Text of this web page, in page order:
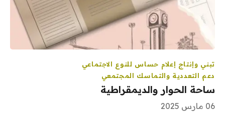
تبني وإنتاج إعلام حساس للنوع الاجتماعي
دعم التعددية والتماسك المجتمعي
ساحة الحوار والديمقراطية
06 مارس 2025